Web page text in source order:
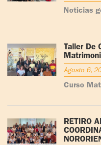
Noticias
Taller De
Agosto 6,
Curso
RETIRO